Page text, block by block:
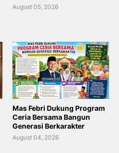
August 05, 2026
Mas Febri Dukung Program
Ceria Bersama Bangun
Generasi Berkarakter
August 04, 2026